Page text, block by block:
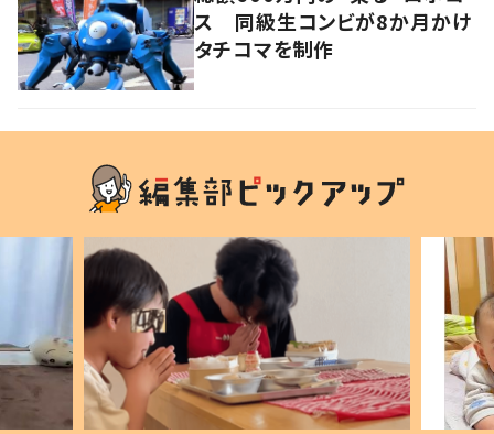
ス 同級生コンビが8か月かけ
タチコマを制作